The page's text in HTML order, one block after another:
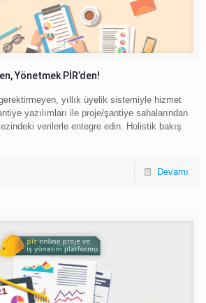
Yönetmek PİR’den!
yıllık üyelik sistemiyle hizmet
yazılımları ile proje/şantiye sahalarından
verilerle entegre edin. Holistik bakış
Devamı